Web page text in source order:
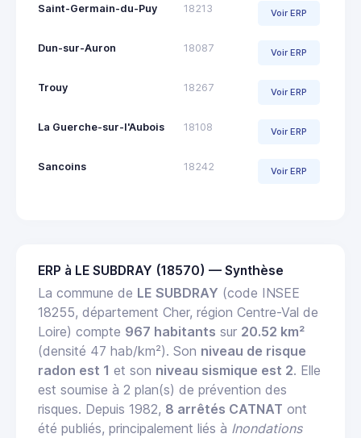
Saint-Germain-du-Puy 18213 Voir ERP
Dun-sur-Auron 18087 Voir ERP
Trouy 18267 Voir ERP
La Guerche-sur-l'Aubois 18108 Voir ERP
Sancoins 18242 Voir ERP
ERP à LE SUBDRAY (18570) — Synthèse
La commune de LE SUBDRAY (code INSEE
18255, département Cher, région Centre-Val de
Loire) compte 967 habitants sur 20.52 km²
(densité 47 hab/km²). Son niveau de risque
radon est 1 et son niveau sismique est 2. Elle
est soumise à 2 plan(s) de prévention des
risques. Depuis 1982, 8 arrêtés CATNAT ont
été publiés, principalement liés à Inondations